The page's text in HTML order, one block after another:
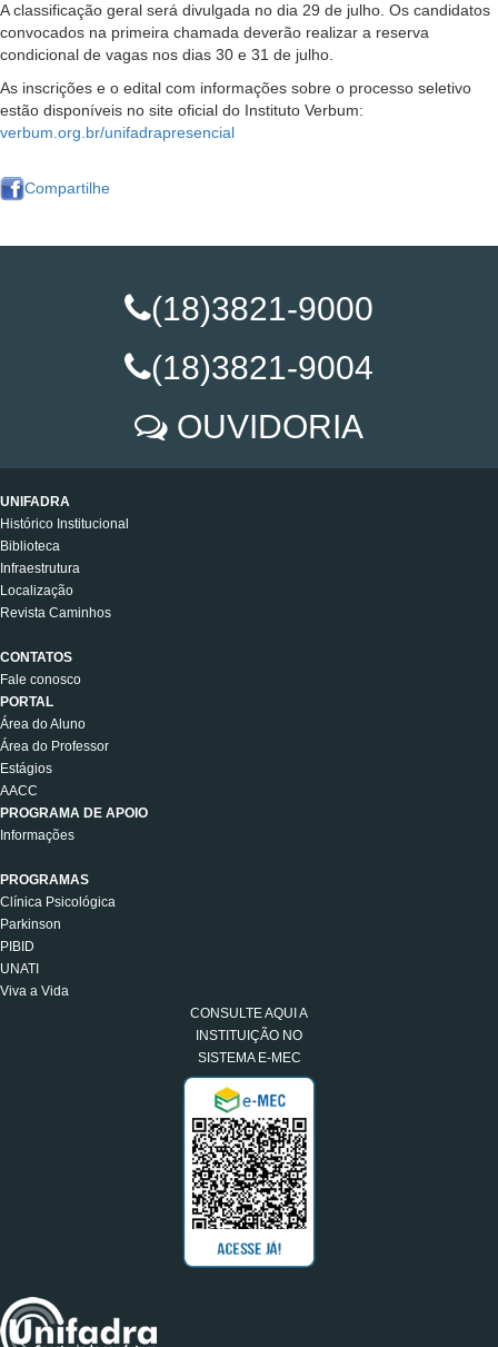
A classificação geral será divulgada no dia 29 de julho. Os candidatos
convocados na primeira chamada deverão realizar a reserva
condicional de vagas nos dias 30 e 31 de julho.
As inscrições e o edital com informações sobre o processo seletivo
estão disponíveis no site oficial do Instituto Verbum:
verbum.org.br/unifadrapresencial
Compartilhe
(18)3821-9000
(18)3821-9004
OUVIDORIA
UNIFADRA
Histórico Institucional
Biblioteca
Infraestrutura
Localização
Revista Caminhos
CONTATOS
Fale conosco
PORTAL
Área do Aluno
Área do Professor
Estágios
AACC
PROGRAMA DE APOIO
Informações
PROGRAMAS
Clínica Psicológica
Parkinson
PIBID
UNATI
Viva a Vida
CONSULTE AQUI A
INSTITUIÇÃO NO
SISTEMA E-MEC